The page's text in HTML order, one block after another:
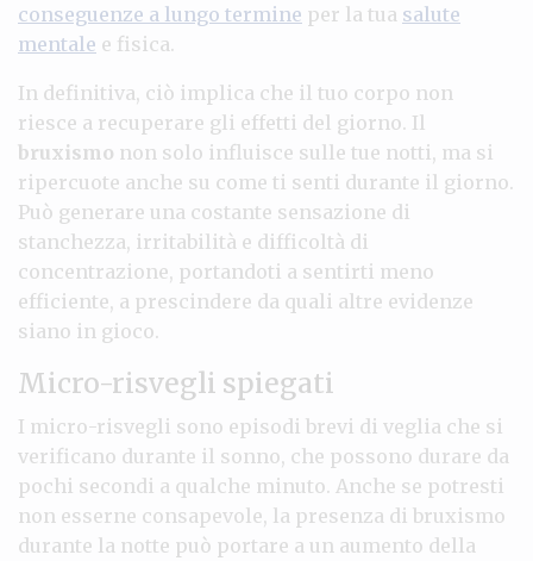
conseguenze a lungo termine per la tua salute
mentale e fisica.
In definitiva, ciò implica che il tuo corpo non
riesce a recuperare gli effetti del giorno. Il
bruxismo non solo influisce sulle tue notti, ma si
ripercuote anche su come ti senti durante il giorno.
Può generare una costante sensazione di
stanchezza, irritabilità e difficoltà di
concentrazione, portandoti a sentirti meno
efficiente, a prescindere da quali altre evidenze
siano in gioco.
Micro-risvegli spiegati
I micro-risvegli sono episodi brevi di veglia che si
verificano durante il sonno, che possono durare da
pochi secondi a qualche minuto. Anche se potresti
non esserne consapevole, la presenza di bruxismo
durante la notte può portare a un aumento della